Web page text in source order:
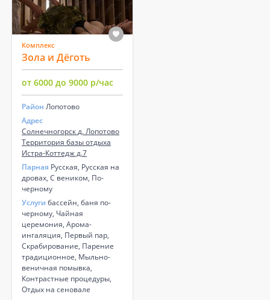
Комплекс
Зола и Дёготь
от 6000 до 9000 р/час
Район Лопотово
Адрес
Солнечногорск д. Лопотово
Территория базы отдыха
Истра-Коттедж д.7
Парная Русская, Русская на
дровах, С веником, По-
черному
Услуги бассейн, баня по-
черному, Чайная
церемония, Арома-
ингаляция, Первый пар,
Скрабирование, Парение
традиционное, Мыльно-
веничная помывка,
Контрастные процедуры,
Отдых на сеновале